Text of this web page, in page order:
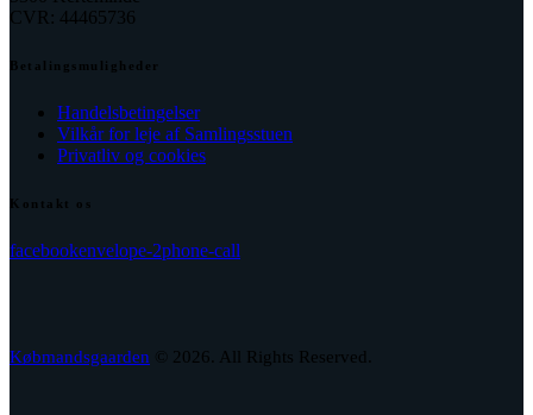
CVR: 44465736
Betalingsmuligheder
Handelsbetingelser
Vilkår for leje af Samlingsstuen
Privatliv og cookies
Kontakt os
facebookenvelope-2phone-call
Købmandsgaarden © 2026. All Rights Reserved.